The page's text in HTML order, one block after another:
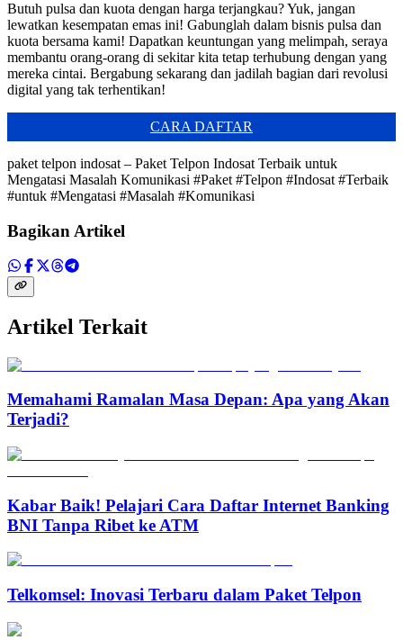
Butuh pulsa dan kuota dengan harga terjangkau? Yuk, jangan
lewatkan kesempatan emas ini! Gabunglah dalam bisnis pulsa dan
kuota bersama kami! Dapatkan keuntungan yang melimpah, seraya
membantu orang-orang di sekitar kita tetap terhubung dengan yang
mereka cintai. Bergabung sekarang dan jadilah bagian dari revolusi
digital yang tak terhentikan!
CARA DAFTAR
paket telpon indosat – Paket Telpon Indosat Terbaik untuk
Mengatasi Masalah Komunikasi #Paket #Telpon #Indosat #Terbaik
#untuk #Mengatasi #Masalah #Komunikasi
Bagikan Artikel
Artikel Terkait
Memahami Ramalan Masa Depan: Apa yang Akan
Terjadi?
Kabar Baik! Pelajari Cara Daftar Internet Banking
BNI Tanpa Ribet ke ATM
Telkomsel: Inovasi Terbaru dalam Paket Telpon